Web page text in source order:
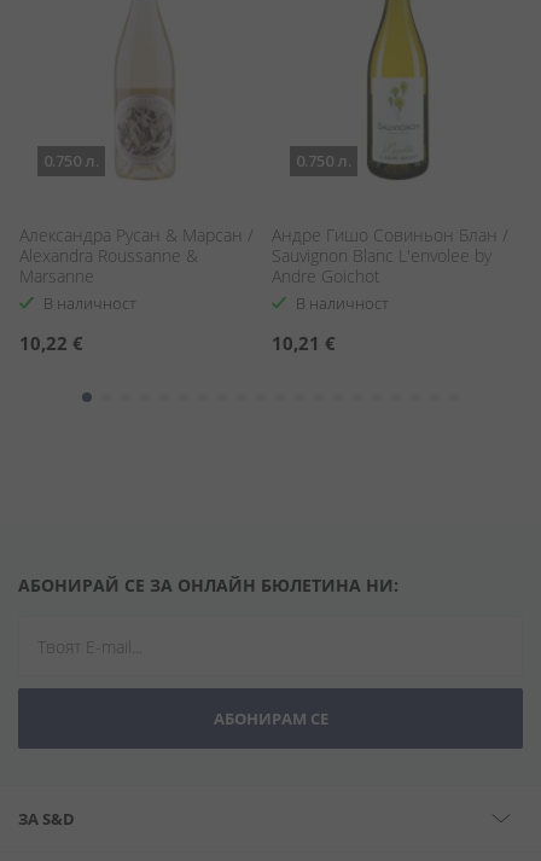
0.750 л.
Александра Русан & Марсан /
Alexandra Roussanne &
Marsanne
В наличност
10,22 €
0.750 л.
Андре Гишо Совиньон Блан /
Sauvignon Blanc L'envolee by
Andre Goichot
В наличност
10,21 €
АБОНИРАЙ СЕ ЗА ОНЛАЙН БЮЛЕТИНА НИ:
АБОНИРАМ СЕ
ЗА S&D